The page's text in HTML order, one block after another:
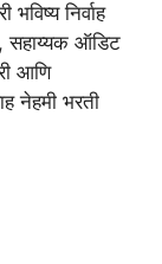
निर्वाह
सहाय्यक ऑडिट
आणि
नेहमी भरती